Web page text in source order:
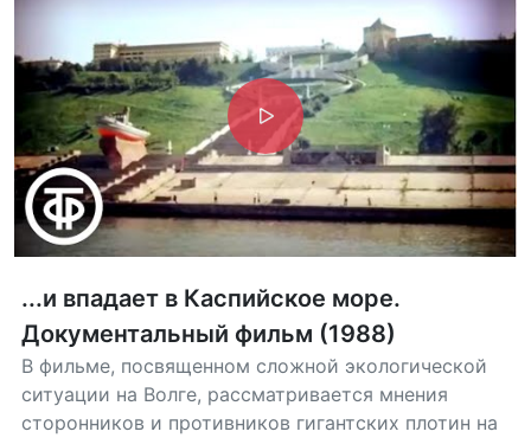
...и впадает в Каспийское море.
Документальный фильм (1988)
В фильме, посвященном сложной экологической
ситуации на Волге, рассматривается мнения
сторонников и противников гигантских плотин на